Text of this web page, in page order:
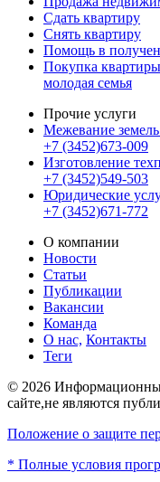
Сдать квартиру
Снять квартиру
Помощь в
Покупка
молодая семья
Прочие услуги
Межевание
+7 (3452)673-009
Изготовление
+7 (3452)549-503
Юридические
+7 (3452)671-772
О компании
Новости
Статьи
Публикации
Вакансии
Команда
О нас, Контакты
Теги
© 2026
сайте,не являются
Положение о защите
* Полные условия